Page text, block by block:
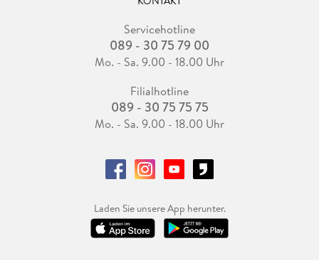
Servicehotline
089 - 30 75 79 00
Mo. - Sa. 9.00 - 18.00 Uhr
Filialhotline
089 - 30 75 75 75
Mo. - Sa. 9.00 - 18.00 Uhr
Laden Sie unsere App herunter.